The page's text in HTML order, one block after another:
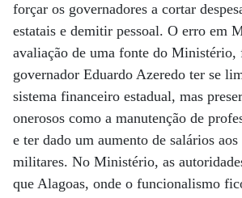
forçar os governadores a cortar
estatais e demitir pessoal. O erro em
avaliação de uma fonte do
governador Eduardo Azeredo ter se
sistema financeiro estadual, mas
onerosos como a manutenção de
e ter dado um aumento de salários
militares. No Ministério, as
que Alagoas, onde o funcionalismo